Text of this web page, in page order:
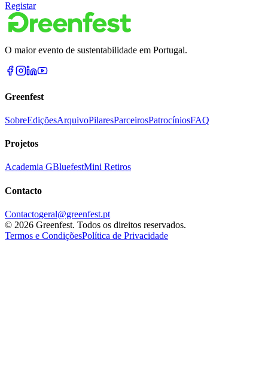
Registar
O maior evento de sustentabilidade em Portugal.
Greenfest
SobreEdiçõesArquivoPilaresParceirosPatrocíniosFAQ
Projetos
Academia GBluefestMini Retiros
Contacto
Contactogeral@greenfest.pt
© 2026 Greenfest. Todos os direitos reservados.
Termos e CondiçõesPolítica de Privacidade